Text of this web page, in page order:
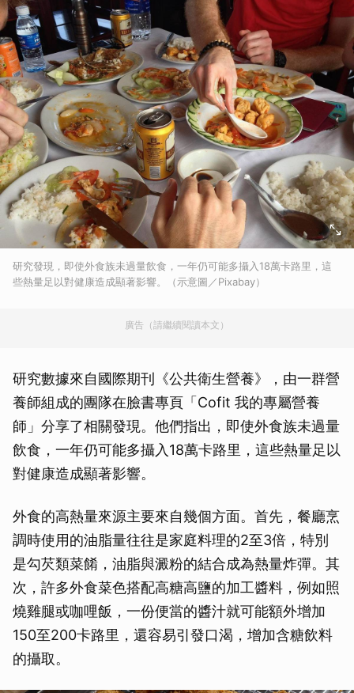
研究發現，即使外食族未過量飲食，一年仍可能多攝入18萬卡路里，這
些熱量足以對健康造成顯著影響。（示意圖／Pixabay）
廣告（請繼續閱讀本文）
研究數據來自國際期刊《公共衛生營養》，由一群營
養師組成的團隊在臉書專頁「Cofit 我的專屬營養
師」分享了相關發現。他們指出，即使外食族未過量
飲食，一年仍可能多攝入18萬卡路里，這些熱量足以
對健康造成顯著影響。
外食的高熱量來源主要來自幾個方面。首先，餐廳烹
調時使用的油脂量往往是家庭料理的2至3倍，特別
是勾芡類菜餚，油脂與澱粉的結合成為熱量炸彈。其
次，許多外食菜色搭配高糖高鹽的加工醬料，例如照
燒雞腿或咖哩飯，一份便當的醬汁就可能額外增加
150至200卡路里，還容易引發口渴，增加含糖飲料
的攝取。